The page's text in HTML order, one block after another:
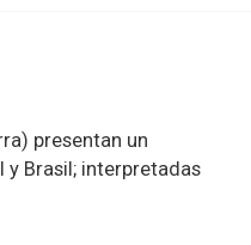
presentan un
Brasil; interpretadas